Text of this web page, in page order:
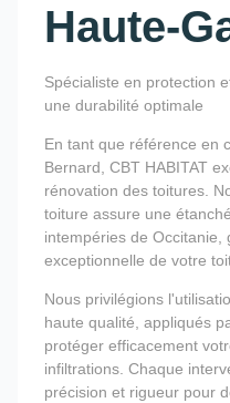
Haute-
Spécialiste en protection
une durabilité optimale
En tant que référence en
Bernard, CBT HABITAT
rénovation des toitures.
toiture assure une
intempéries de Occitanie,
exceptionnelle de votre
Nous privilégions
haute qualité, appliqués
protéger efficacement
infiltrations. Chaque
précision et rigueur pour